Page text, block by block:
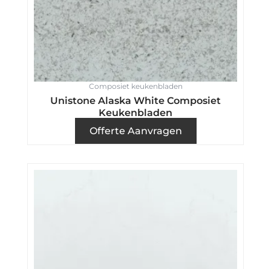
Composiet keukenbladen
Unistone Alaska White Composiet
Keukenbladen
Offerte Aanvragen